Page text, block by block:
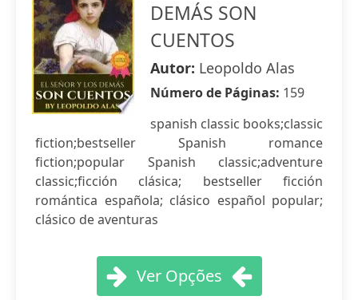
DEMÁS SON
CUENTOS
Autor: Leopoldo Alas
Número de Páginas: 159
spanish classic books;classic
fiction;bestseller Spanish romance
fiction;popular Spanish classic;adventure
classic;ficción clásica; bestseller ficción
romántica española; clásico español popular;
clásico de aventuras
Ver Opções